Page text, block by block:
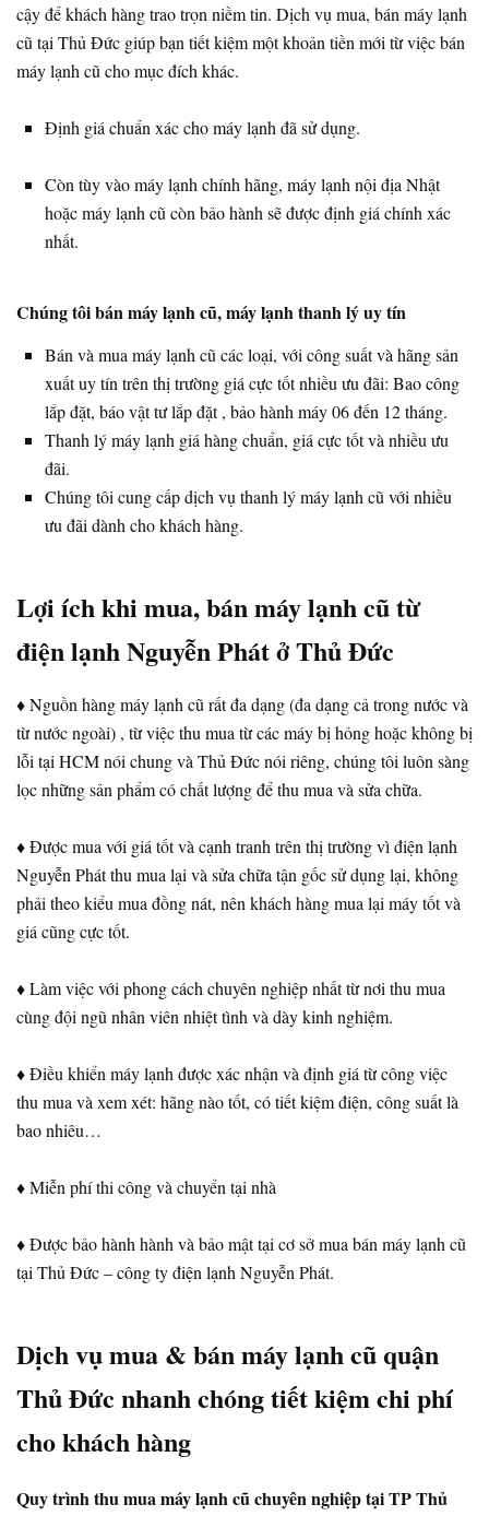
cậy để khách hàng trao trọn niềm tin. Dịch vụ mua, bán máy lạnh
cũ tại Thủ Đức giúp bạn tiết kiệm một khoản tiền mới từ việc bán
máy lạnh cũ cho mục đích khác.
Định giá chuẩn xác cho máy lạnh đã sử dụng.
Còn tùy vào máy lạnh chính hãng, máy lạnh nội địa Nhật
hoặc máy lạnh cũ còn bảo hành sẽ được định giá chính xác
nhất.
Chúng tôi bán máy lạnh cũ, máy lạnh thanh lý uy tín
Bán và mua máy lạnh cũ các loại, với công suất và hãng sản
xuất uy tín trên thị trường giá cực tốt nhiều ưu đãi: Bao công
lắp đặt, báo vật tư lắp đặt , bảo hành máy 06 đến 12 tháng.
Thanh lý máy lạnh giá hàng chuẩn, giá cực tốt và nhiều ưu
đãi.
Chúng tôi cung cấp dịch vụ thanh lý máy lạnh cũ với nhiều
ưu đãi dành cho khách hàng.
Lợi ích khi mua, bán máy lạnh cũ từ
điện lạnh Nguyễn Phát ở Thủ Đức
♦ Nguồn hàng máy lạnh cũ rất đa dạng (đa dạng cả trong nước và
từ nước ngoài) , từ việc thu mua từ các máy bị hỏng hoặc không bị
lỗi tại HCM nói chung và Thủ Đức nói riêng, chúng tôi luôn sàng
lọc những sản phẩm có chất lượng để thu mua và sửa chữa.
♦ Được mua với giá tốt và cạnh tranh trên thị trường vì điện lạnh
Nguyễn Phát thu mua lại và sửa chữa tận gốc sử dụng lại, không
phải theo kiểu mua đồng nát, nên khách hàng mua lại máy tốt và
giá cũng cực tốt.
♦ Làm việc với phong cách chuyên nghiệp nhất từ ​​nơi thu mua
cùng đội ngũ nhân viên nhiệt tình và dày kinh nghiệm.
♦ Điều khiển máy lạnh được xác nhận và định giá từ công việc
thu mua và xem xét: hãng nào tốt, có tiết kiệm điện, công suất là
bao nhiêu…
♦ Miễn phí thi công và chuyển tại nhà
♦ Được bảo hành hành và bảo mật tại cơ sở mua bán máy lạnh cũ
tại Thủ Đức – công ty điện lạnh Nguyễn Phát.
Dịch vụ mua & bán máy lạnh cũ quận
Thủ Đức nhanh chóng tiết kiệm chi phí
cho khách hàng
Quy trình thu mua máy lạnh cũ chuyên nghiệp tại TP Thủ